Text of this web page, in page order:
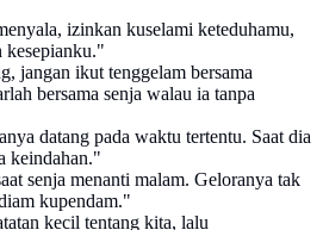
izinkan kuselami keteduhamu,
kesepianku."
jangan ikut tenggelam bersama
bersama senja walau ia tanpa
datang pada waktu tertentu. Saat dia
keindahan."
senja menanti malam. Geloranya tak
kupendam."
kecil tentang kita, lalu